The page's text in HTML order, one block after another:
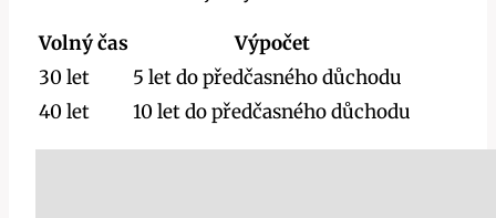
Volný čas
Výpočet
30 let
5 let do předčasného důchodu
40 let
10 let do předčasného důchodu